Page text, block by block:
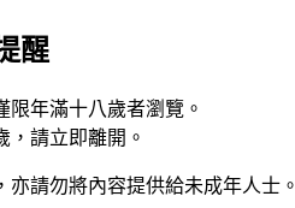
醒
限年滿十八歲者瀏覽。
，請立即離開。
亦請勿將內容提供給未成年人士。